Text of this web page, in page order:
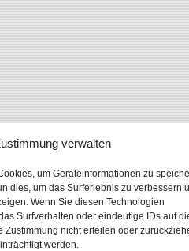
verwalten
um Geräteinformationen zu
dies, um das Surferlebnis zu verbessern
Wenn Sie diesen Technologien
Surfverhalten oder eindeutige IDs auf
Zustimmung nicht erteilen oder
werden.